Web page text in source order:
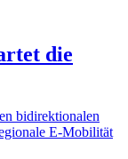
die
bidirektionalen
E-Mobilität